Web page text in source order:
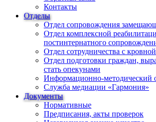
Контакты
Отделы
Отдел сопровождения
Отдел комплексной
постинтернатного
Отдел сотрудничества с
Отдел подготовки граждан,
стать опекунами
Информационно-методический
Служба медиации «Гармония»
Документы
Нормативные
Предписания, акты проверок